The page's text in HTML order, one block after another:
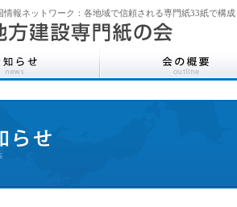
情報ネットワーク：各地域で信頼される専門紙33紙で構成